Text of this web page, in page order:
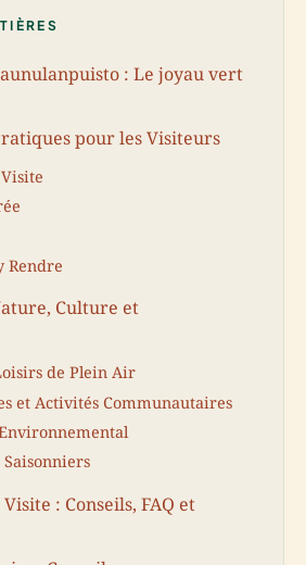
: Le joyau vert
pour les Visiteurs
Rendre
Culture et
de Plein Air
et Activités Communautaires
: Conseils, FAQ et